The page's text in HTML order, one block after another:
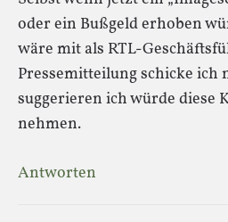
oder ein Bußgeld erhoben
wäre mit als RTL-
Pressemitteilung schicke ich
suggerieren ich würde diese
nehmen.
Antworten